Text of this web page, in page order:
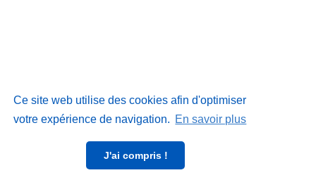
Ce site web utilise des cookies afin d'optimiser
votre expérience de navigation. En savoir plus
J'ai compris !